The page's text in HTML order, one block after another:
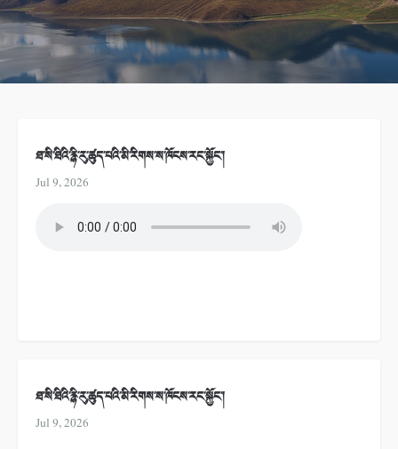
ཐ་སི་ཐིའི་རྙི་རུ་ཚུད་པའི་མི་རིགས་ས་ཁོངས་རང་སྐྱོང་།
Jul 9, 2026
ཐ་སི་ཐིའི་རྙི་རུ་ཚུད་པའི་མི་རིགས་ས་ཁོངས་རང་སྐྱོང་།
Jul 9, 2026